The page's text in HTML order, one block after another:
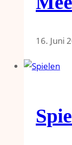
16. Juni